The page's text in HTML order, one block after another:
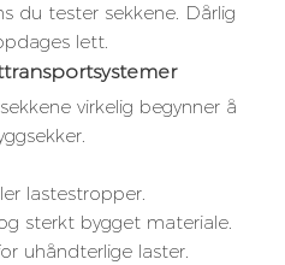
du tester sekkene. Dårlig
lett.
virkelig begynner å
lastestropper.
sterkt bygget materiale.
uhåndterlige laster.